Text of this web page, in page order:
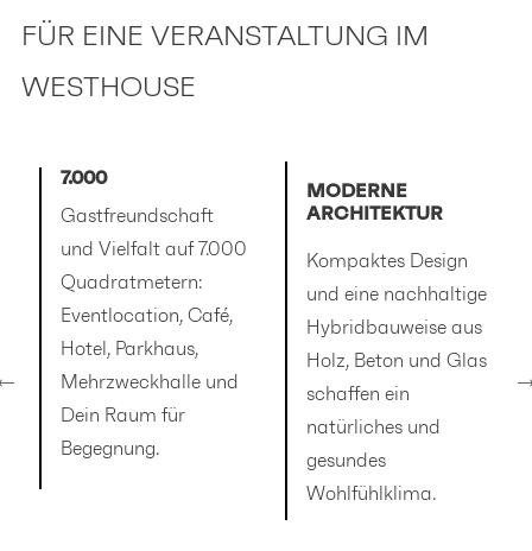
FÜR EINE VERANSTALTUNG IM
WESTHOUSE
7.000
Gastfreundschaft
und Vielfalt auf 7.000
Quadratmetern:
Eventlocation, Café,
Hotel, Parkhaus,
Mehrzweckhalle und
Dein Raum für
Begegnung.
MODERNE
ARCHITEKTUR
Kompaktes Design
und eine nachhaltige
Hybridbauweise aus
Holz, Beton und Glas
schaffen ein
natürliches und
gesundes
Wohlfühlklima.